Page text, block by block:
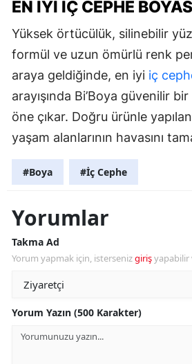
EN İYI İÇ CEPHE
Yüksek örtücülük, silinebilir
formül ve uzun ömürlü renk
araya geldiğinde, en iyi iç
arayışında Bi’Boya güvenilir
öne çıkar. Doğru ürünle
yaşam alanlarının havasını
#Boya #İç Cephe
Yorumlar
Takma Ad
Yorum yapmak için, istersenizgirişyapabilir
Yorum Yazın (500 Karakter)